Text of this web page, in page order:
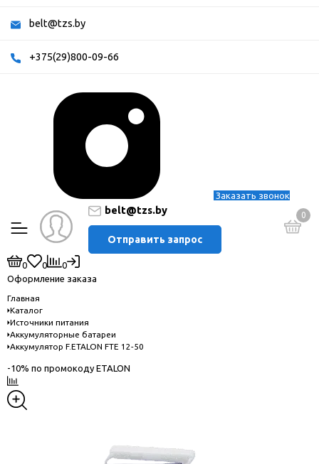
belt@tzs.by
+375(29)800-09-66
Заказать звонок
belt@tzs.by
Отправить запрос
0
0 0
0
Оформление заказа
Главная
Каталог
Источники питания
Аккумуляторные батареи
Аккумулятор F.ETALON FTE 12-50
-10% по промокоду ETALON